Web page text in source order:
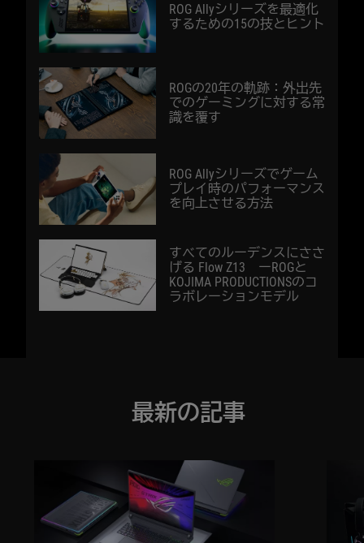
ROG Allyシリーズを最適化
するための15の技とヒント
ROGの20年の軌跡：外出先
でのゲーミングに対する常
識を覆す
ROG Allyシリーズでゲーム
プレイ時のパフォーマンス
を向上させる方法
すべてのルーデンスにささ
げる Flow Z13 ーROGと
KOJIMA PRODUCTIONSのコ
ラボレーションモデル
最新の記事